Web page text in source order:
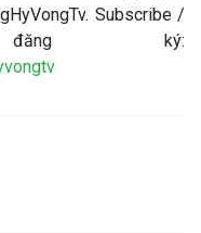
Subscribe /
ký: